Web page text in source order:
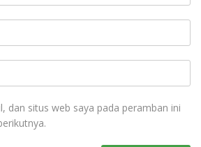
dan situs web saya pada peramban ini